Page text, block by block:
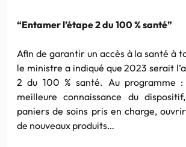
“Entamer l’étape 2 du 100 % santé”
Afin de garantir un accès à la santé à
le ministre a indiqué que 2023 serait
2 du 100 % santé. Au programme
meilleure connaissance du
paniers de soins pris en charge,
de nouveaux produits…